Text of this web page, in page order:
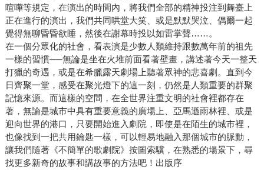
喧嘩等規定，在演出的時間內，將我們全部的精神投注到舞臺上
正在進行的演出，我們共同哄堂大笑、或是默默哭泣、偶爾一起
覺得無聊昏昏欲睡，然後在謝幕時投以如雷掌聲……。
在一個分眾化的社會，看表演是少數人類維持跟數萬年前的祖先
一樣的習慣──無論是坐在火堆前面看著壁畫，講述著今天一整天
打獵的奇遇，或是在希臘露天劇場上聽著眾神的悲喜劇。直到今
日齊聚一堂，感受在聚光燈下的這一刻，仍然是人類重要的群聚
記憶來源。而這樣的空間，在全世界注重文明的社會裡都存在
著，無論是城市中具有重要意義的廣場上、亞馬遜雨林裡、或是
迎向世界的港口，只要開始進入劇院，即使是在陌生的城市裡，
也像找到一把共用鑰匙一樣，可以輕易地融入那個城市的脈動，
讓我們隨著《不簡單的歌劇院》按圖索驥，在熟悉的場景下，尋
找更多新奇的故事和講故事的方法吧！出版序